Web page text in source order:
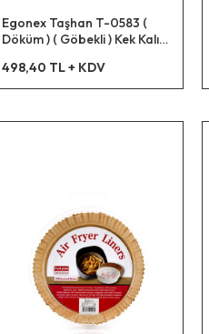
Egonex Taşhan T-0583 (
Döküm ) ( Göbekli ) Kek Kalıp (
Derinlik: 10cm )*20
498,40 TL + KDV